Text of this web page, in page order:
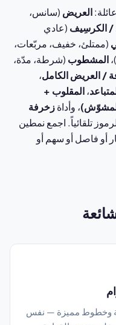
العريض (سانس،
/ الكرسِيف (عادي
(ممتلئ، خفيف، مربّعات،
المشطوب (شرطة، مدّة،
/ العريض الكامل،
،المقلوب +
، وأداةزخرفة
تلقائياً. اجمع نمطين
أو فاصل أو سهم أو
وخطوط مميزة — نفس